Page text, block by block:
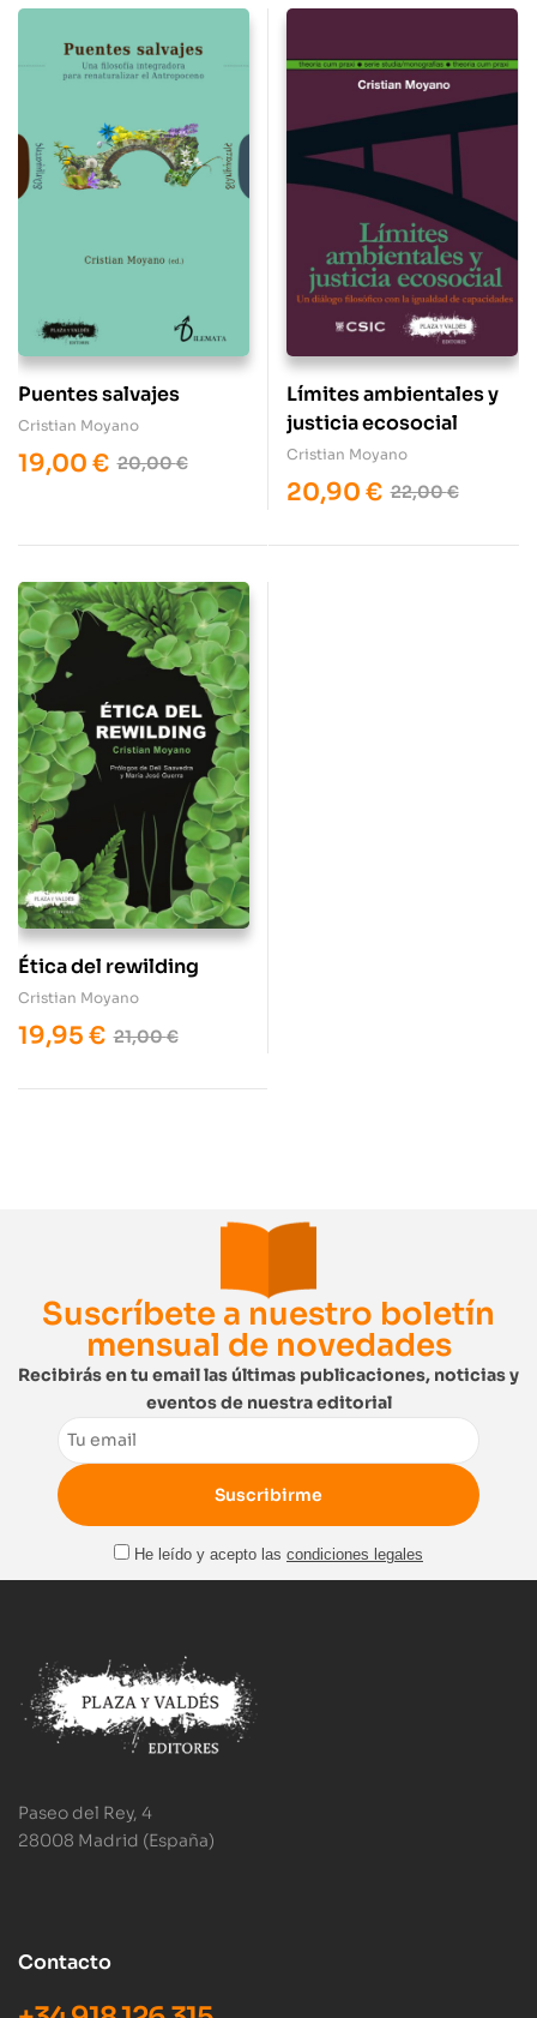
Puentes salvajes
Cristian Moyano
20,00€
19,00 €
Límites ambientales y
justicia ecosocial
Cristian Moyano
22,00€
20,90 €
Ética del rewilding
Cristian Moyano
21,00€
19,95 €
Suscríbete a nuestro boletín
mensual de novedades
Recibirás en tu email las últimas publicaciones, noticias y
eventos de nuestra editorial
Email
He leído y acepto las condiciones legales
Paseo del Rey, 4
28008 Madrid (España)
Contacto